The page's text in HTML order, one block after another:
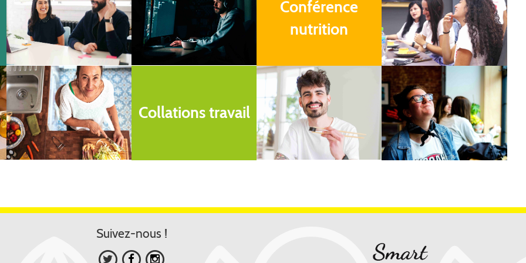
Conférence
nutrition
Collations travail
Suivez-nous !